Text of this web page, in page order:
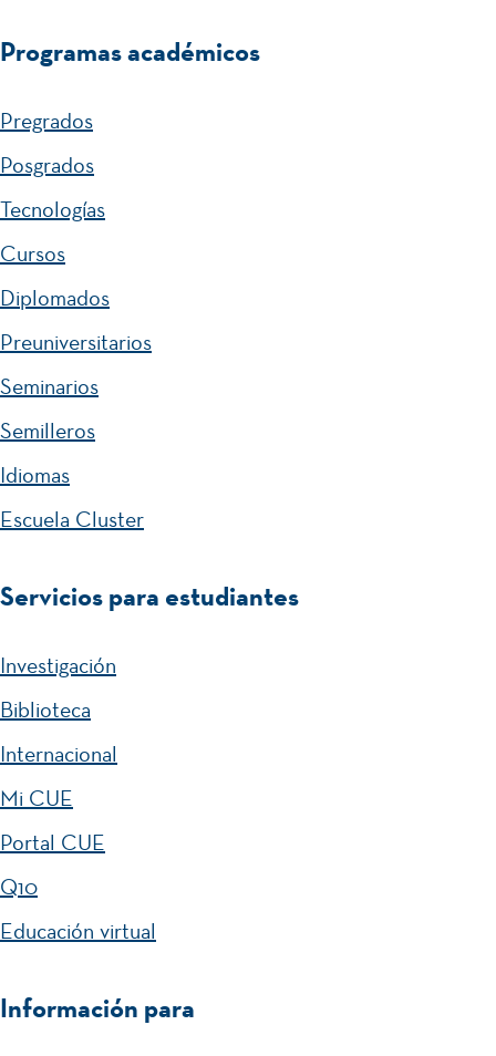
Programas académicos
Pregrados
Posgrados
Tecnologías
Cursos
Diplomados
Preuniversitarios
Seminarios
Semilleros
Idiomas
Escuela Cluster
Servicios para estudiantes
Investigación
Biblioteca
Internacional
Mi CUE
Portal CUE
Q10
Educación virtual
Información para